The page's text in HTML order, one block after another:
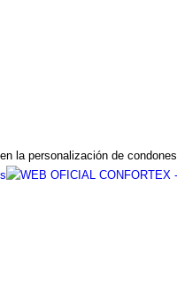
la personalización de condones